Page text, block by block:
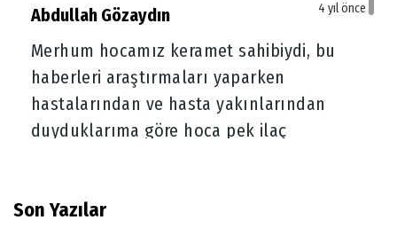
Abdullah Gözaydın 4 yıl önce
Merhum hocamız keramet sahibiydi, bu
haberleri araştırmaları yaparken
hastalarından ve hasta yakınlarından
duyduklarıma göre hoca pek ilaç
küçük drajeleri ilaç diye veriyor) hastalar
Son Yazılar